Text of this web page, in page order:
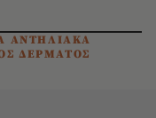
ΑΝΤΗΛΙΑΚΑ
ΔΕΡΜΑΤΟΣ